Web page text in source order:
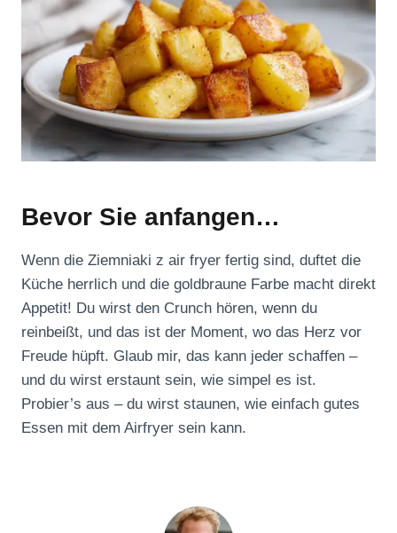
Bevor Sie anfangen…
Wenn die Ziemniaki z air fryer fertig sind, duftet die
Küche herrlich und die goldbraune Farbe macht direkt
Appetit! Du wirst den Crunch hören, wenn du
reinbeißt, und das ist der Moment, wo das Herz vor
Freude hüpft. Glaub mir, das kann jeder schaffen –
und du wirst erstaunt sein, wie simpel es ist.
Probier’s aus – du wirst staunen, wie einfach gutes
Essen mit dem Airfryer sein kann.